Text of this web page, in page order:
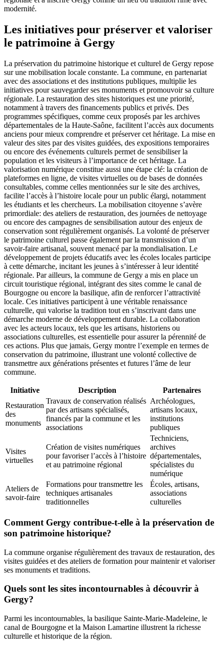
modernité.
Les initiatives pour préserver et valoriser
le patrimoine à Gergy
La préservation du patrimoine historique et culturel de Gergy repose
sur une mobilisation locale constante. La commune, en partenariat
avec des associations et des institutions publiques, multiplie les
initiatives pour sauvegarder ses monuments et promouvoir sa culture
régionale. La restauration des sites historiques est une priorité,
notamment à travers des financements publics et privés. Des
programmes spécifiques, comme ceux proposés par les archives
départementales de la Haute-Saône, facilitent l’accès aux documents
anciens pour mieux comprendre et préserver cet héritage. La mise en
valeur des sites par des visites guidées, des expositions temporaires
ou encore des événements culturels permet de sensibiliser la
population et les visiteurs à l’importance de cet héritage. La
valorisation numérique constitue aussi une étape clé: la création de
plateformes en ligne, de visites virtuelles ou de bases de données
consultables, comme celles mentionnées sur le site des archives,
facilite l’accès à l’histoire locale pour un public élargi, notamment
les étudiants et les chercheurs. La mobilisation citoyenne s’avère
primordiale: des ateliers de restauration, des journées de nettoyage
ou encore des campagnes de sensibilisation autour des enjeux de
conservation sont régulièrement organisés. La volonté de préserver
le patrimoine culturel passe également par la transmission d’un
savoir-faire artisanal, souvent menacé par la mondialisation. Le
développement de projets éducatifs avec les écoles locales participe
à cette démarche, incitant les jeunes à s’intéresser à leur identité
régionale. Par ailleurs, la commune de Gergy a mis en place un
circuit touristique régional, intégrant des sites comme le canal de
Bourgogne ou encore la basilique, afin de renforcer l’attractivité
locale. Ces initiatives participent à une véritable renaissance
culturelle, qui valorise la tradition tout en s’inscrivant dans une
démarche moderne de développement durable. La collaboration
avec les acteurs locaux, tels que les artisans, historiens ou
associations culturelles, est essentielle pour assurer la pérennité de
ces actions. Plus que jamais, Gergy montre l’exemple en termes de
conservation du patrimoine, illustrant une volonté collective de
transmettre aux générations présentes et futures l’âme de leur
commune.
Initiative Description
Partenaires
Restauration
des
monuments
Travaux de conservation réalisés
par des artisans spécialisés,
financés par la commune et les
associations
Archéologues,
artisans locaux,
institutions
publiques
Visites
virtuelles
Création de visites numériques
pour favoriser l’accès à l’histoire
et au patrimoine régional
Techniciens,
archives
départementales,
spécialistes du
numérique
Ateliers de
savoir-faire
Formations pour transmettre les
techniques artisanales
traditionnelles
Écoles, artisans,
associations
culturelles
Comment Gergy contribue-t-elle à la préservation de
son patrimoine historique?
La commune organise régulièrement des travaux de restauration, des
visites guidées et des ateliers de formation pour maintenir et valoriser
ses monuments et traditions.
Quels sont les sites incontournables à découvrir à
Gergy?
Parmi les incontournables, la basilique Sainte-Marie-Madeleine, le
canal de Bourgogne et la Maison Lamartine illustrent la richesse
culturelle et historique de la région.